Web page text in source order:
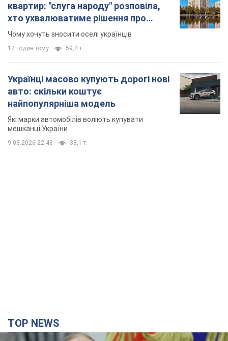
квартир: "слуга народу" розповіла,
хто ухвалюватиме рішення про
знесення будинків
Чому хочуть зносити оселі українців
12 годин тому 59,4 т.
Українці масово купують дорогі нові
авто: скільки коштує
найпопулярніша модель
Які марки автомобілів воліють купувати
мешканці України
9.08.2026 22:48 38,1 т.
TOP NEWS